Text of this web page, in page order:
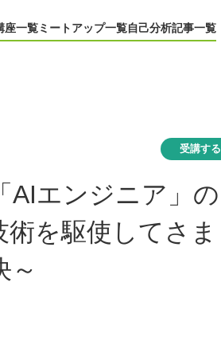
座一覧ミートアップ一覧自己分析記事一覧
受講する
AIエンジニア」の
を駆使してさま
～